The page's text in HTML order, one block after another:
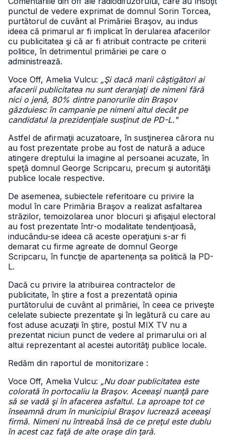
punctul de vedere exprimat de domnul Sorin Torcea,
purtătorul de cuvânt al Primăriei Braşov, au indus
ideea că primarul ar fi implicat în derularea afacerilor
cu publicitatea şi că ar fi atribuit contracte pe criterii
politice, în detrimentul primăriei pe care o
administrează.
Voce Off, Amelia Vulcu: „Şi dacă marii câştigători ai
afacerii publicitatea nu sunt deranjaţi de nimeni fără
nici o jenă, 80% dintre panorurile din Braşov
găzduiesc în campanie pe nimeni altul decât pe
candidatul la prezidenţiale susţinut de PD-L."
Astfel de afirmaţii acuzatoare, în susţinerea cărora nu
au fost prezentate probe au fost de natură a aduce
atingere dreptului la imagine al persoanei acuzate, în
speţă domnul George Scripcaru, precum şi autorităţii
publice locale respective.
De asemenea, subiectele referitoare cu privire la
modul în care Primăria Braşov a realizat asfaltarea
străzilor, temoizolarea unor blocuri şi afişajul electoral
au fost prezentate într-o modalitate tendenţioasă,
inducându-se ideea că aceste operaţiuni s-ar fi
demarat cu firme agreate de domnul George
Scripcaru, în funcţie de apartenenţa sa politică la PD-
L.
Dacă cu privire la atribuirea contractelor de
publicitate, în ştire a fost a prezentată opinia
purtătorului de cuvânt al primăriei, în ceea ce priveşte
celelate subiecte prezentate şi în legătură cu care au
fost aduse acuzaţii în ştire, postul MIX TV nu a
prezentat niciun punct de vedere al primarului ori al
altui reprezentant al acestei autorităţi publice locale.
Redăm din raportul de monitorizare :
Voce Off, Amelia Vulcu: „Nu doar publicitatea este
colorată în portocaliu la Braşov. Aceeaşi nuanţă pare
să se vadă şi în afacerea asfaltul. La aproape tot ce
înseamnă drum în municipiul Braşov lucrează aceeaşi
firmă. Nimeni nu întreabă însă de ce preţul este dublu
în acest caz faţă de alte oraşe din ţară.